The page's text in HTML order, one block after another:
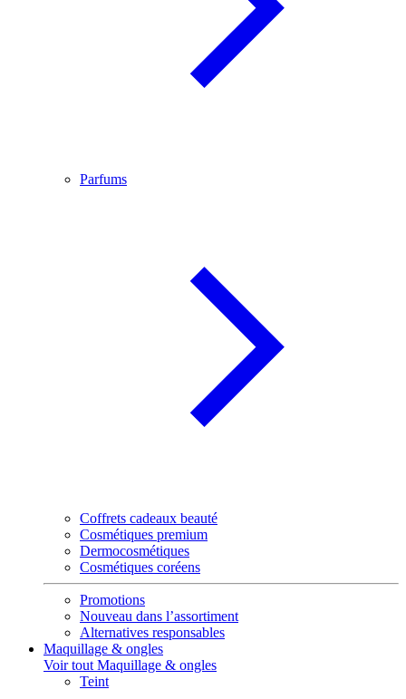
Parfums
Coffrets cadeaux beauté
Cosmétiques premium
Dermocosmétiques
Cosmétiques coréens
Promotions
Nouveau dans l’assortiment
Alternatives responsables
Maquillage & ongles
Voir tout Maquillage & ongles
Teint